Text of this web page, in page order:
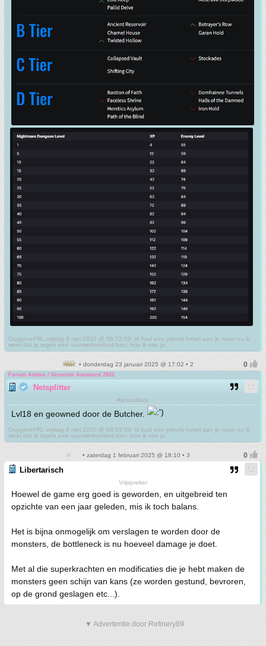
OxygeneFRL-vrijdag 8 mei 2020 @ 08:52:59: Ik had een pleuris hekel aan je maar nu ik
weet dat je tegen een vuurwerkverbod ben, hou ik van je.
• donderdag 23 januari 2025 @ 17:02 • 2
Forum Admin / Grootste Aanwinst 2022
Netsplitter
#jesuisMasi
Lvl18 en geowned door de Butcher.
OxygeneFRL-vrijdag 8 mei 2020 @ 08:52:59: Ik had een pleuris hekel aan je maar nu ik
weet dat je tegen een vuurwerkverbod ben, hou ik van je.
• zaterdag 1 februari 2025 @ 18:10 • 3
Libertarisch
Vrijspreker
Hoewel de game erg goed is geworden, en uitgebreid ten
opzichte van een jaar geleden, mis ik toch balans.
Het is bijna onmogelijk om verslagen te worden door de
monsters, de bottleneck is nu hoeveel damage je doet.
Met al die superkrachten en modificaties die je hebt maken de
monsters geen schijn van kans (ze worden gestund, bevroren,
op de grond geslagen etc...).
▼ Advertentie door Refinery89